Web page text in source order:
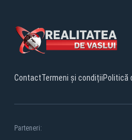
ContactTermeni și condițiiPolitică
Parteneri: